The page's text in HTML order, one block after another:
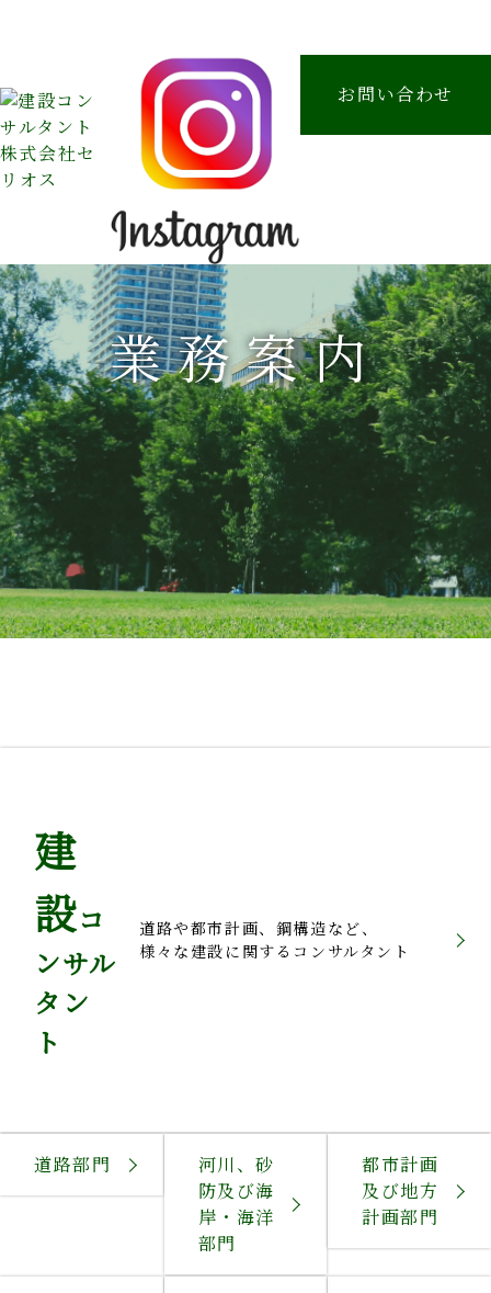
お問い合わせ
業務案内
建
設コ
ンサル
タン
ト
道路や都市計画、鋼構造など、
様々な建設に関するコンサルタント
道路部門
河川、砂
防及び海
岸・海洋
部門
都市計画
及び地方
計画部門